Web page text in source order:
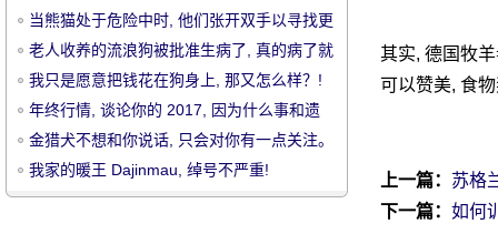
宠
其实, 德国牧
可以赞美, 食
上一篇： 苏格
下一篇： 如何
当熊猫处于危险中时, 他们张开双手以寻找更
大的相互威慑。太可爱了 ~
老人收养的流浪狗被批准生病了, 真的病了就
是不闭嘴的人
我只是愿意把钱花在狗身上, 那又怎么样？!
年终行情, 谈论你的 2017, 因为什么事和遗
憾？
金猎犬不想和你说话, 只会对你有一点关注。
我家的暖王 Dajinmau, 绰号不严重!